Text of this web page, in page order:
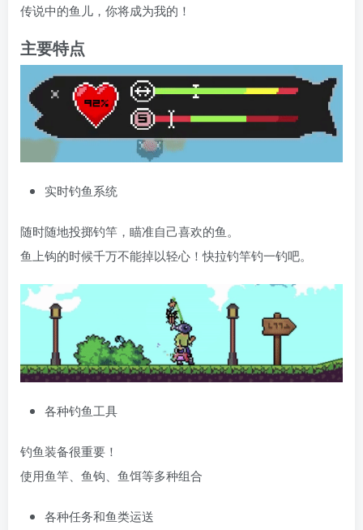
传说中的鱼儿，你将成为我的！
主要特点
实时钓鱼系统
随时随地投掷钓竿，瞄准自己喜欢的鱼。
鱼上钩的时候千万不能掉以轻心！快拉钓竿钓一钓吧。
各种钓鱼工具
钓鱼装备很重要！
使用鱼竿、鱼钩、鱼饵等多种组合
各种任务和鱼类运送